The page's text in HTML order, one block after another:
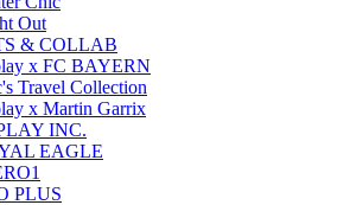
Out
& COLLAB
x FC BAYERN
Travel Collection
x Martin Garrix
INC.
EAGLE
PLUS